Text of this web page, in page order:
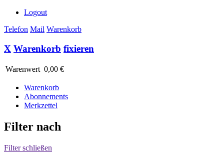
Logout
Telefon Mail Warenkorb
X Warenkorb fixieren
Warenwert 0,00 €
Warenkorb
Abonnements
Merkzettel
Filter nach
Filter schließen